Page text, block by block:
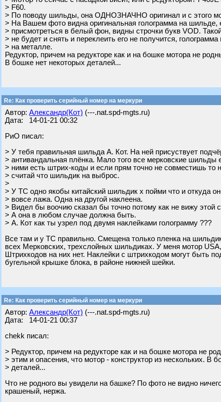
> F60.
> По поводу шильды, она ОДНОЗНАЧНО оригинал и с этого
> На Вашем фото видна оригинальная голограмма на шильде,
> присмотреться в белый фон, видны строчки букв VOD.
> не будет и снять и переклеить его не получится, голограмма
> на металле.
Редуктор, причем на редукторе как и на бошке мотора не
В бошке нет некоторых деталей...
Re: Как проверить серийный номер на меркури
Автор: Александр(Кот) (---.nat.spd-mgts.ru)
Дата: 14-01-21 00:32
РиО писал:
> У тебя правильная шильда А. Кот. На ней присуствует
> антивандальная плёнка. Мало того все мерковские шильды
> ними есть штрих-коды и если прям точно не совместишь то
> считай что шильдик на выброс.
>
> У ТС одно якобы китайский шильдик х пойми что и откуда
> вовсе лажа. Одна на другой наклеена.
> Видел бы воочию сказал бы точно потому как не вижу этой
> А она в любом случае должна быть.
> А. Кот как ты узрел под двумя наклейками голограмму ???
Все там и у ТС правильно. Смещена только пленка на
всех Мерковских, трехслойных шильдиках. У меня мотор
Штрихкодов на них нет. Наклейки с штрихкодом могут быть
бугельной крышке блока, в районе нижней шейки.
Re: Как проверить серийный номер на меркури
Автор: Александр(Кот) (---.nat.spd-mgts.ru)
Дата: 14-01-21 00:37
chekk писал:
> Редуктор, причем на редукторе как и на бошке мотора не
> этим и опасения, что мотор - конструктор из нескольких. В
> деталей...
Что не родного вы увидели на башке? По фото не видно
крашеный, нержа.